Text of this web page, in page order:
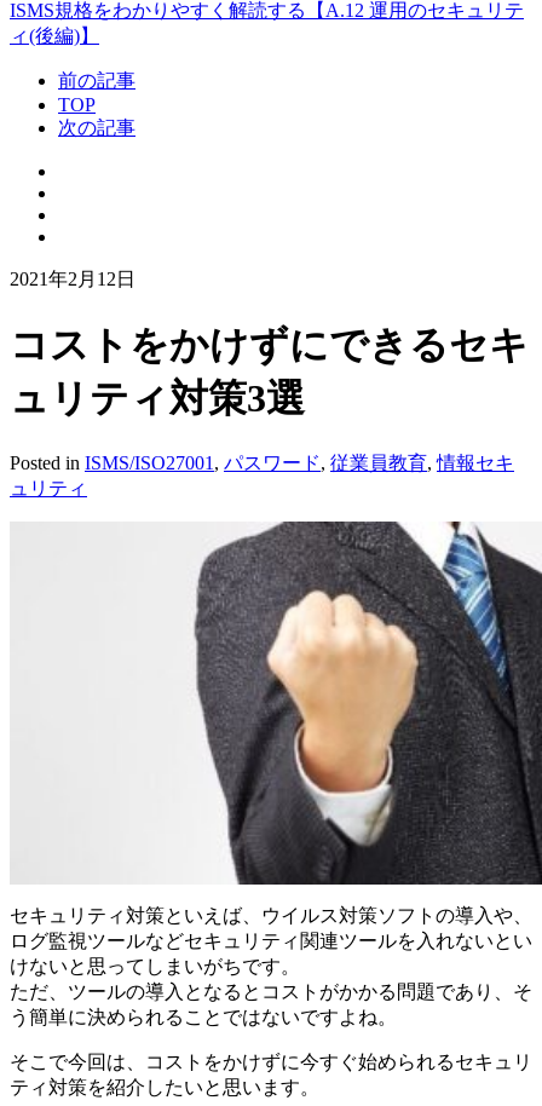
ISMS規格をわかりやすく解読する【A.12 運用のセキュリテ
ィ(後編)】
前の記事
TOP
次の記事
2021年2月12日
コストをかけずにできるセキ
ュリティ対策3選
Posted in ISMS/ISO27001 , パスワード, 従業員教育,情報セキ
ュリティ
セキュリティ対策といえば、ウイルス対策ソフトの導入や、
ログ監視ツールなどセキュリティ関連ツールを入れないとい
けないと思ってしまいがちです。
ただ、ツールの導入となるとコストがかかる問題であり、そ
う簡単に決められることではないですよね。
そこで今回は、コストをかけずに今すぐ始められるセキュリ
ティ対策を紹介したいと思います。